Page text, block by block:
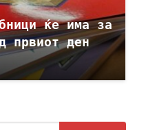
ќе има за
првиот ден